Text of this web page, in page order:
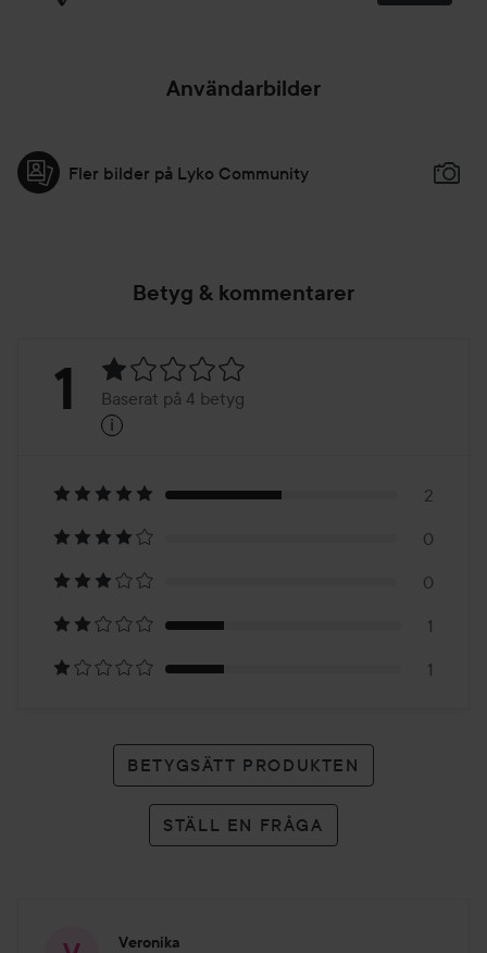
Användarbilder
Fler bilder på Lyko Community
Betyg & kommentarer
Betyg:
Baserat
på
4
betyg
1 Baserat på 4 betyg
i
2
0
0
1
1
BETYGSÄTT PRODUKTEN
STÄLL EN FRÅGA
Veronika